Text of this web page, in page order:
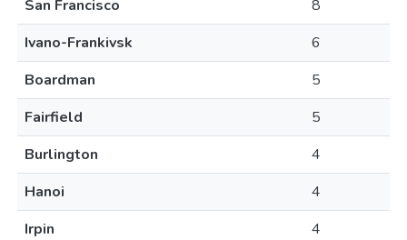
San Francisco
8
Ivano-Frankivsk
6
Boardman
5
Fairfield
5
Burlington
4
Hanoi
4
Irpin
4